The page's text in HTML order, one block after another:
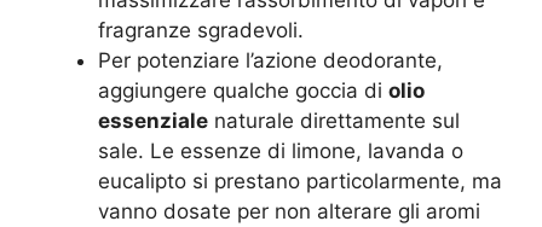
fragranze sgradevoli.
Per potenziare l’azione deodorante,
aggiungere qualche goccia di olio
essenziale naturale direttamente sul
sale. Le essenze di limone, lavanda o
eucalipto si prestano particolarmente, ma
vanno dosate per non alterare gli aromi